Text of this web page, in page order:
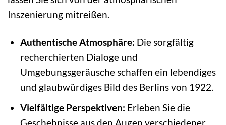
Inszenierung mitreißen.
Authentische Atmosphäre: Die sorgfältig
recherchierten Dialoge und
Umgebungsgeräusche schaffen ein lebendiges
und glaubwürdiges Bild des Berlins von 1922.
Vielfältige Perspektiven: Erleben Sie die